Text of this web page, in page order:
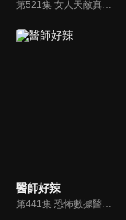
第521集 女人天敵真可怕，踢飛錯誤習慣？！
醫師好辣